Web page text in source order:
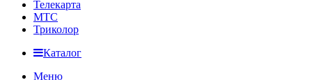
Телекарта
МТС
Триколор
Каталог
Меню